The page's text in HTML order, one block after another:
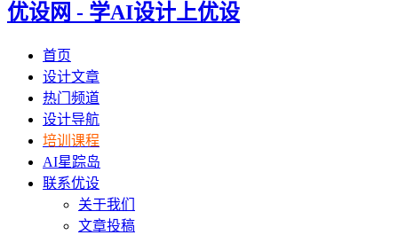
优设网 - 学AI设计上优设
首页
设计文章
热门频道
设计导航
培训课程
AI星踪岛
联系优设
关于我们
文章投稿